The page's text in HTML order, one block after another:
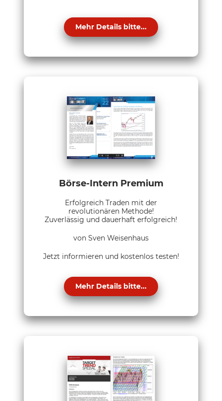
Mehr Details bitte...
Börse-Intern Premium
Erfolgreich Traden mit der
revolutionären Methode!
Zuverlässig und dauerhaft erfolgreich!
von Sven Weisenhaus
Jetzt informieren und kostenlos testen!
Mehr Details bitte...